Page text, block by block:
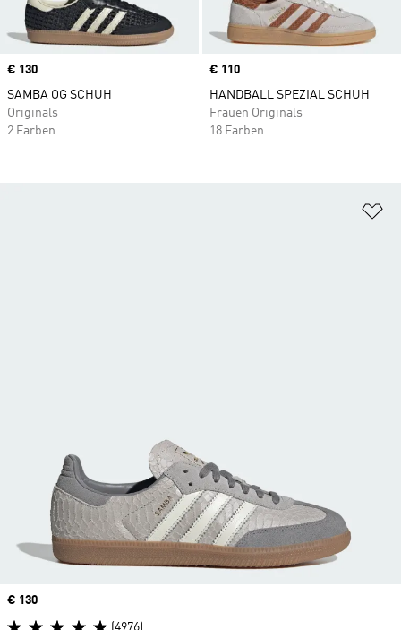
Price
€ 130
SAMBA OG SCHUH
Originals
2 Farben
Price
€ 110
HANDBALL SPEZIAL SCHUH
Frauen Originals
18 Farben
Price
€ 130
(4976)